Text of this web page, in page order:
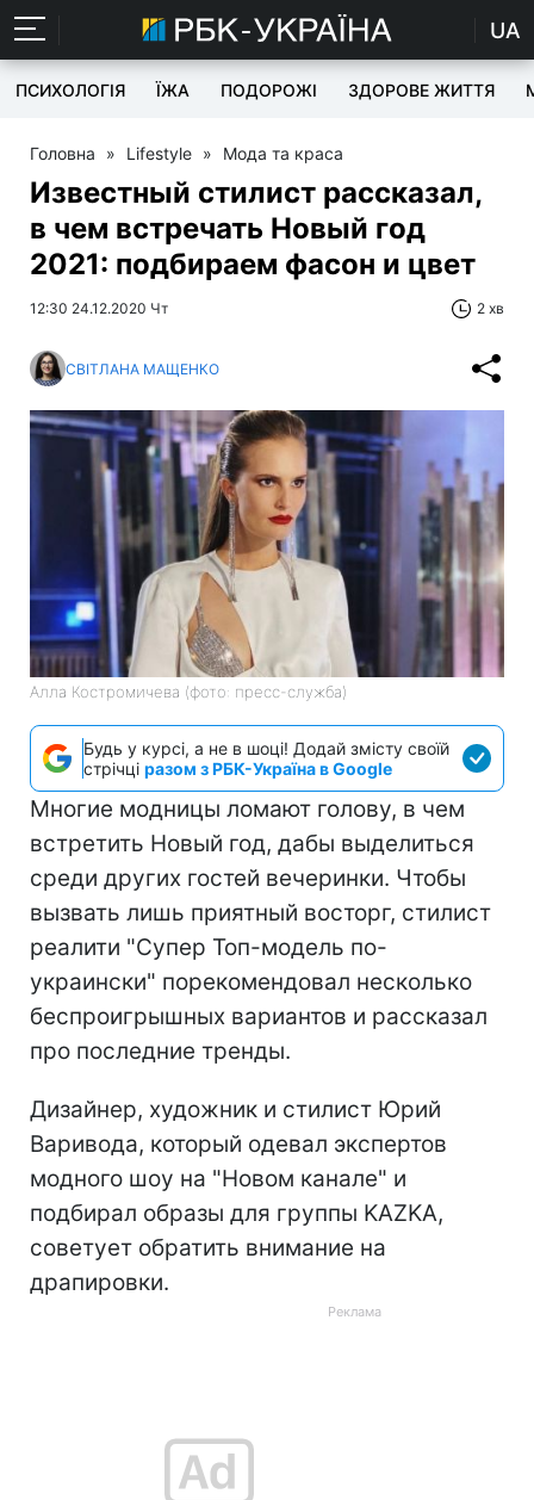
UA
ПСИХОЛОГІЯ ЇЖА ПОДОРОЖІ ЗДОРОВЕ ЖИТТЯ
Головна » Lifestyle » Мода та краса
Известный стилист рассказал,
в чем встречать Новый год
2021: подбираем фасон и цвет
12:30 24.12.2020 Чт 2 хв
СВІТЛАНА МАЩЕНКО
Алла Костромичева (фото: пресс-служба)
Будь у курсі, а не в шоці! Додай змісту своїй
стрічці разом з РБК-Україна в Google
Многие модницы ломают голову, в чем
встретить Новый год, дабы выделиться
среди других гостей вечеринки. Чтобы
вызвать лишь приятный восторг, стилист
реалити "Супер Топ-модель по-
украински" порекомендовал несколько
беспроигрышных вариантов и рассказал
про последние тренды.
Дизайнер, художник и стилист Юрий
Варивода, который одевал экспертов
модного шоу на "Новом канале" и
подбирал образы для группы KAZKA,
советует обратить внимание на
драпировки.